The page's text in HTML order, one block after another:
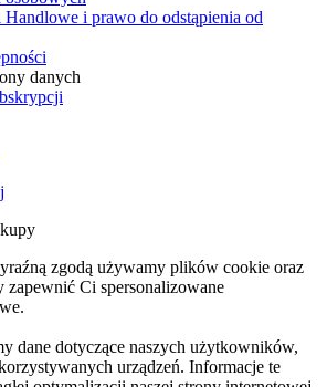
i prawo do odstąpienia od
danych
zgodą używamy plików cookie oraz
Ci spersonalizowane
dane dotyczące naszych użytkowników,
urządzeń. Informacje te